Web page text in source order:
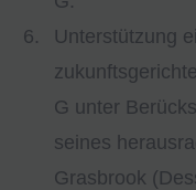
Unterstützung
G unter
seines
Grasbrook